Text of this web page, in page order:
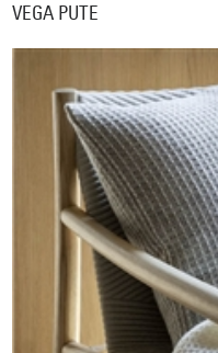
VEGA PUTE